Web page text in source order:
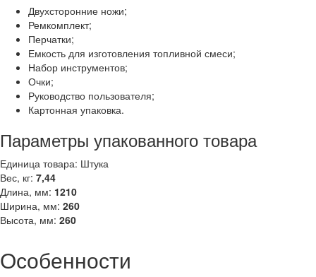
Двухсторонние ножи;
Ремкомплект;
Перчатки;
Емкость для изготовления топливной смеси;
Набор инструментов;
Очки;
Руководство пользователя;
Картонная упаковка.
Параметры упакованного товара
Единица товара: Штука
Вес, кг: 7,44
Длина, мм: 1210
Ширина, мм: 260
Высота, мм: 260
Особенности